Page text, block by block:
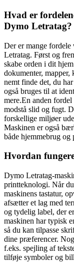
Hvad er
Dymo Letratag?
Der er mange fordele
Letratag. Først og
skabe orden i dit
dokumenter, mapper,
nemt finde det, du
også bruges til at
mere.En anden
modstå slid og fugt.
forskellige miljøer
Maskinen er også
både hjemmebrug og
Hvordan
Dymo Letratag-
printteknologi. Når
maskinens tastatur,
afsætter et lag med
og tydelig label, der
maskinen har typisk
så du kan tilpasse
dine præferencer.
f.eks. spejling af
tilføje symboler og